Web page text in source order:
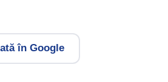
în Google